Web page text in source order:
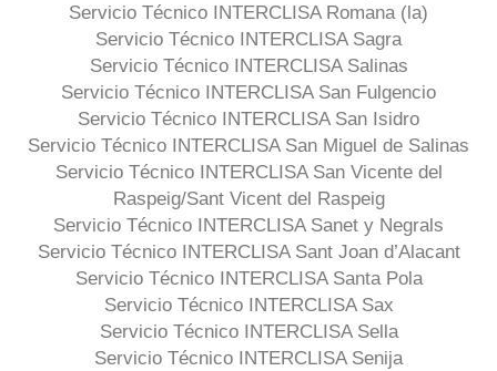
Servicio Técnico INTERCLISA Romana (la)
Servicio Técnico INTERCLISA Sagra
Servicio Técnico INTERCLISA Salinas
Servicio Técnico INTERCLISA San Fulgencio
Servicio Técnico INTERCLISA San Isidro
Servicio Técnico INTERCLISA San Miguel de Salinas
Servicio Técnico INTERCLISA San Vicente del
Raspeig/Sant Vicent del Raspeig
Servicio Técnico INTERCLISA Sanet y Negrals
Servicio Técnico INTERCLISA Sant Joan d’Alacant
Servicio Técnico INTERCLISA Santa Pola
Servicio Técnico INTERCLISA Sax
Servicio Técnico INTERCLISA Sella
Servicio Técnico INTERCLISA Senija